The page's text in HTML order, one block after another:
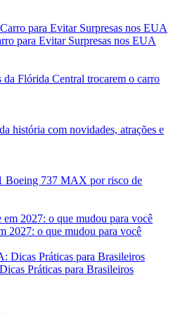
para Evitar Surpresas nos EUA
da Flórida Central trocarem o carro
história com novidades, atrações e
Boeing 737 MAX por risco de
2027: o que mudou para você
Práticas para Brasileiros